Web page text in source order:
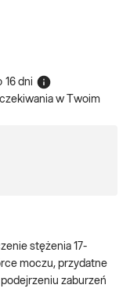
16 dni
w Twoim
stężenia 17-
moczu, przydatne
zaburzeń